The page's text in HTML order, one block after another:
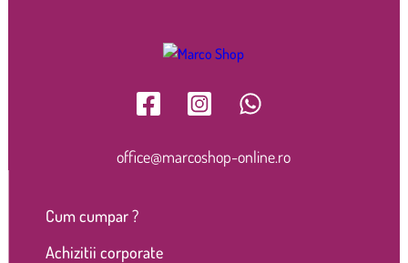
office@marcoshop-online.ro
Cum cumpar ?
Achizitii corporate